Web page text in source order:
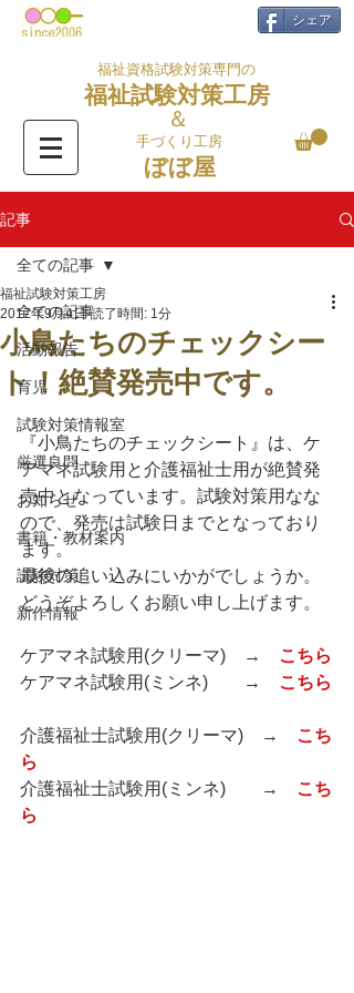
シェア
福祉資格試験対策専門の
福祉試験対策工房
＆
手づくり工房
ぼぼ屋
記事
全ての記事
活動報告
育児
試験対策情報室
厳選良問
お知らせ
書籍・教材案内
試験対策
新作情報
全ての記事
小鳥たちのチェックシー
ト！絶賛発売中です。
福祉試験対策工房
2017年9月4日 読了時間: 1分
『小鳥たちのチェックシート』は、ケ
アマネ試験用と介護福祉士用が絶賛発
売中となっています。試験対策用なな
ので、発売は試験日までとなっており
ます。
最後の追い込みにいかがでしょうか。
どうぞよろしくお願い申し上げます。
ケアマネ試験用(クリーマ)　→
こちら
ケアマネ試験用(ミンネ)　　→
こちら
介護福祉士試験用(クリーマ)　→
こち
ら
介護福祉士試験用(ミンネ)　　→
こち
ら